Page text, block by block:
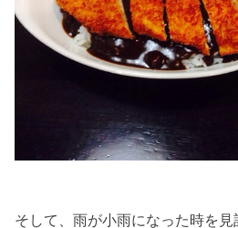
そして、雨が小雨になった時を見